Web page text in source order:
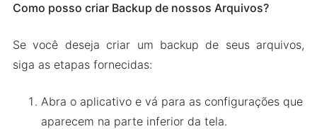
Como posso criar Backup de nossos Arquivos?
Se você deseja criar um backup de seus arquivos,
siga as etapas fornecidas:
Abra o aplicativo e vá para as configurações que
aparecem na parte inferior da tela.